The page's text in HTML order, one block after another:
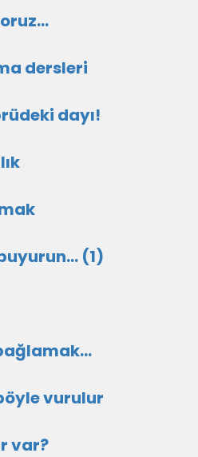
dersleri
dayı!
(1)
vurulur
var?